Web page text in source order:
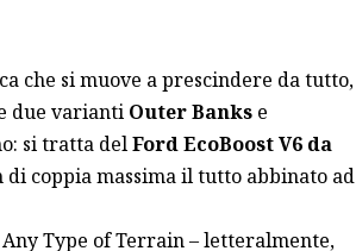
che si muove a prescindere da tutto,
due varianti Outer Bankse
si tratta delFord EcoBoostV6 da
coppia massima il tutto abbinato ad
Type of Terrain – letteralmente,